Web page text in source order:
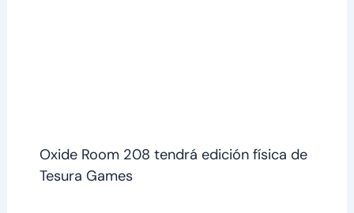
Oxide Room 208 tendrá edición física de
Tesura Games